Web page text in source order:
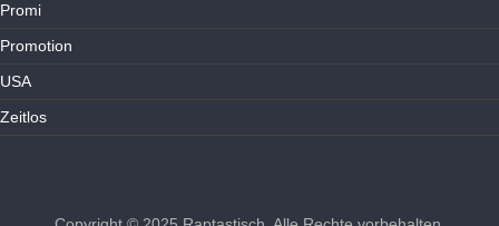
Promi
Promotion
USA
Zeitlos